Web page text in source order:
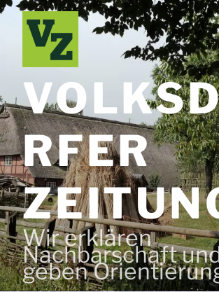
Zum
Inhalt
springen
RFER
Wir erklären
Nachbarschaft
geben